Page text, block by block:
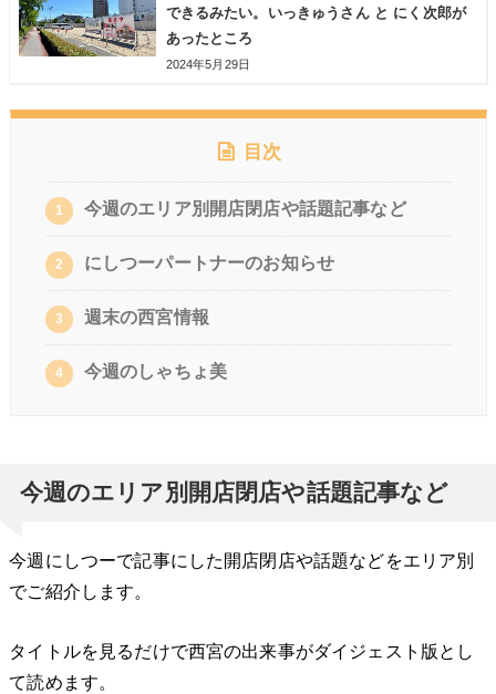
できるみたい。いっきゅうさん と にく次郎が
あったところ
2024年5月29日
目次
1 今週のエリア別開店閉店や話題記事など
2 にしつーパートナーのお知らせ
3 週末の西宮情報
4 今週のしゃちょ美
今週のエリア別開店閉店や話題記事など
今週にしつーで記事にした開店閉店や話題などをエリア別
でご紹介します。
タイトルを見るだけで西宮の出来事がダイジェスト版とし
て読めます。